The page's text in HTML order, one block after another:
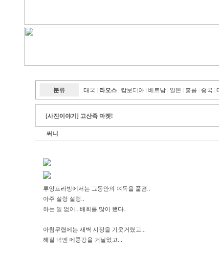
분류 태국 라오스 캄보디아 베트남 일본 홍콩 중국
[사진이야기] 고산족 마켓!
써니
루앙프라방에서는 그동안의 여독을 풀겸..
아주 설렁 설렁..
하는 일 없이...배회를 많이 했다..
아침무렵에는 새벽 시장을 기웃거렸고...
해질 녁엔 메콩강을 거닐었고...